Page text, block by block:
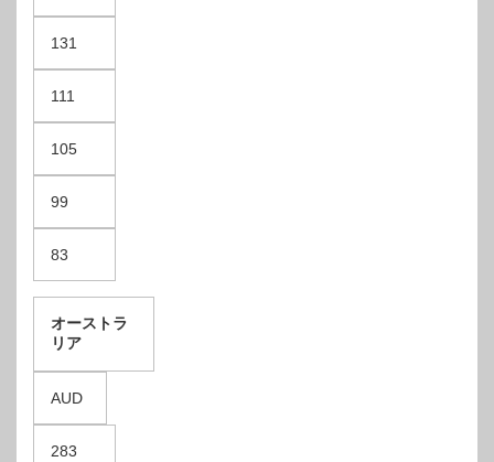
131
111
105
99
83
オーストラ
リア
AUD
283